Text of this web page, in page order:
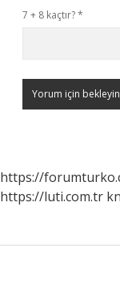
7 + 8 kaçtır?*
https://
https://luti.com.tr